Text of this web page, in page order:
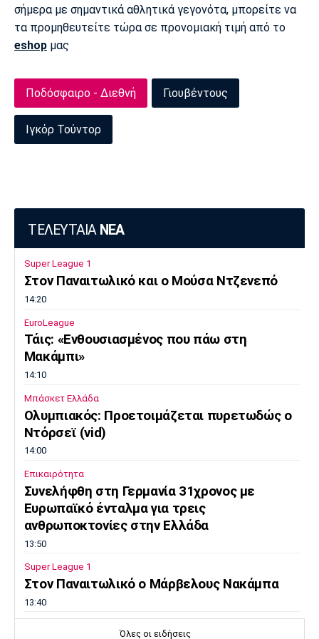
Μπενφίκα
σήμερα με σημαντικά αθλητικά γεγονότα, μπορείτε να
τα προμηθευτείτε τώρα σε προνομιακή τιμή από το
eshop μας
Ποδόσφαιρο - Διεθνή Γιουβέντους
Ιγκόρ Τούντορ
ΤΕΛΕΥΤΑΙΑ ΝΕΑ
Super League 1
Στον Παναιτωλικό και ο Μούσα Ντζενεπό
14:20
EuroLeague
Τάις: «Ενθουσιασμένος που πάω στη
Μακάμπι»
14:10
Μπάσκετ Ελλάδα
Ολυμπιακός: Προετοιμάζεται πυρετωδώς ο
Ντόρσεϊ (vid)
14:00
Επικαιρότητα
Συνελήφθη στη Γερμανία 31χρονος με
Ευρωπαϊκό ένταλμα για τρεις
ανθρωποκτονίες στην Ελλάδα
13:50
Super League 1
Στον Παναιτωλικό ο Μάρβελους Νακάμπα
13:40
Όλες οι ειδήσεις